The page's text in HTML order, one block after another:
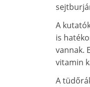
A
is
vannak.
vitamin
A